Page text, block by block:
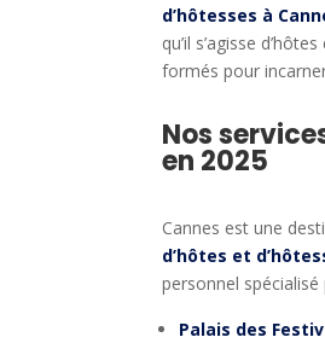
d’hôtesses à
qu’il s’agisse
formés pour
Nos s
en 2025
Cannes est une
d’hôtes et
personnel
Palais des